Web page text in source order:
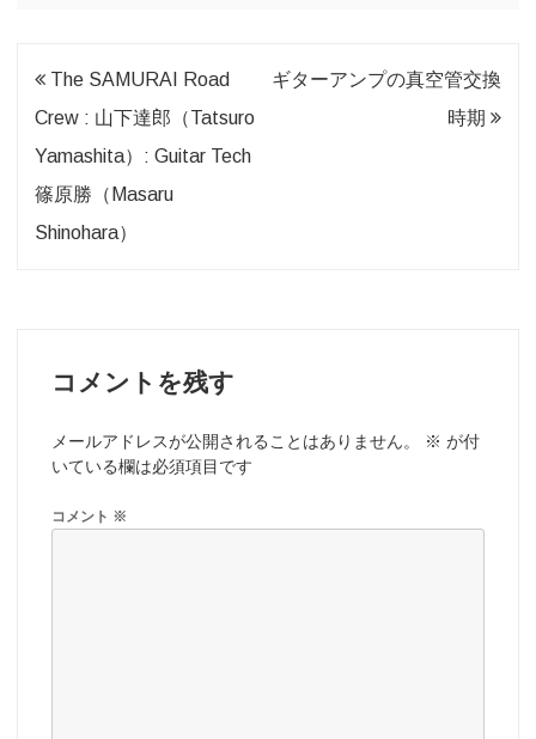
投
稿
ナ
ビ
ゲ
The SAMURAI Road
Crew : 山下達郎（Tatsuro
Yamashita）: Guitar Tech
篠原勝（Masaru
Shinohara）
ギターアンプの真空管交換
時期
コメントを残す
メールアドレスが公開されることはありません。 ※ が付
いている欄は必須項目です
コメント ※